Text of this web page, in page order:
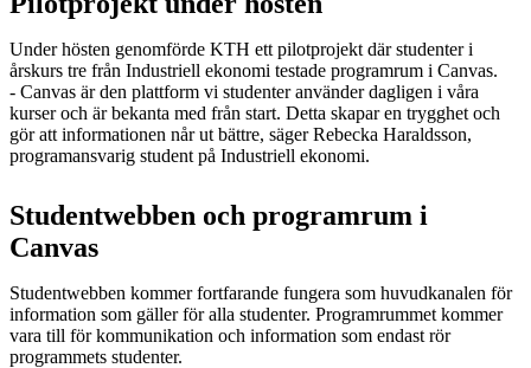
Under hösten genomförde KTH ett pilotprojekt där studenter i
årskurs tre från Industriell ekonomi testade programrum i Canvas.
- Canvas är den plattform vi studenter använder dagligen i våra
kurser och är bekanta med från start. Detta skapar en trygghet och
gör att informationen når ut bättre, säger Rebecka Haraldsson,
programansvarig student på Industriell ekonomi.
Studentwebben och programrum i
Canvas
Studentwebben kommer fortfarande fungera som huvudkanalen för
information som gäller för alla studenter. Programrummet kommer
vara till för kommunikation och information som endast rör
programmets studenter.